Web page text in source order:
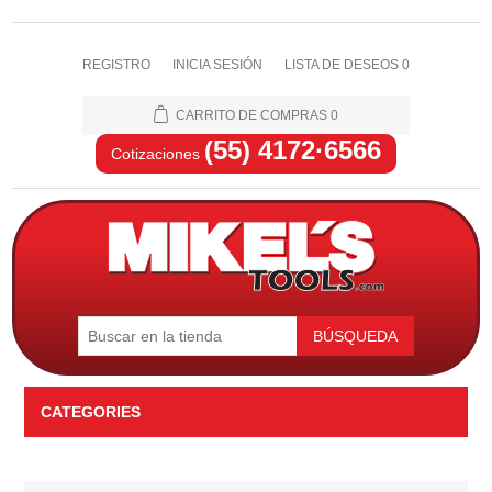
REGISTRO INICIA SESIÓN LISTA DE DESEOS 0
CARRITO DE COMPRAS 0
Cotizaciones (55) 4172·6566
BÚSQUEDA
CATEGORIES